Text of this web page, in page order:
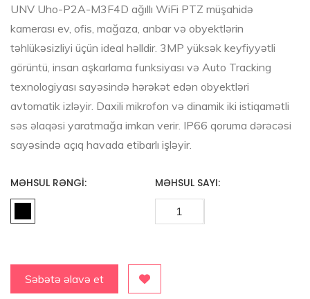
UNV Uho-P2A-M3F4D ağıllı WiFi PTZ müşahidə
kamerası ev, ofis, mağaza, anbar və obyektlərin
təhlükəsizliyi üçün ideal həlldir. 3MP yüksək keyfiyyətli
görüntü, insan aşkarlama funksiyası və Auto Tracking
texnologiyası sayəsində hərəkət edən obyektləri
avtomatik izləyir. Daxili mikrofon və dinamik iki istiqamətli
səs əlaqəsi yaratmağa imkan verir. IP66 qoruma dərəcəsi
sayəsində açıq havada etibarlı işləyir.
MƏHSUL RƏNGI: MƏHSUL SAYI:
Səbətə əlavə et